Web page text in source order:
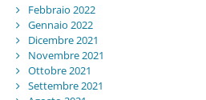
Febbraio 2022
Gennaio 2022
Dicembre 2021
Novembre 2021
Ottobre 2021
Settembre 2021